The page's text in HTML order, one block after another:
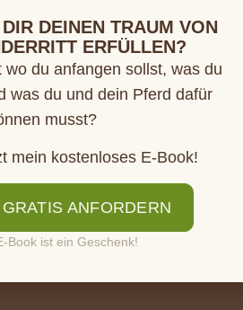
DEINEN TRAUM VON
ERFÜLLEN?
du anfangen sollst, was du
was du und dein Pferd dafür
musst?
mein kostenloses E-Book!
ANFORDERN
Book ist ein Geschenk!